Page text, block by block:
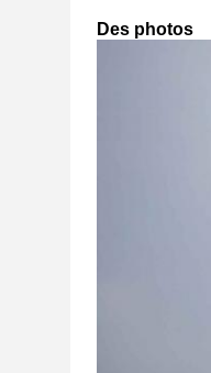
Des photos